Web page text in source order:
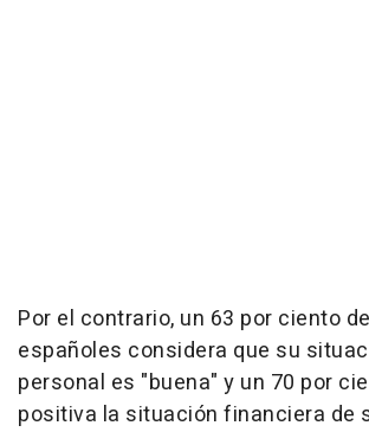
Por el contrario, un 63 por ciento
españoles considera que su
personal es "buena" y un 70 por
positiva la situación financiera de